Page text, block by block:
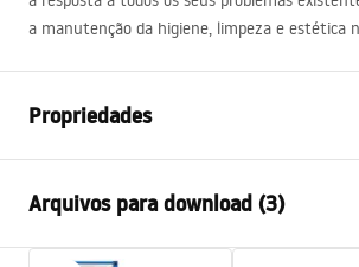
a manutenção da higiene, limpeza e estética
Propriedades
Sistema de descarga
Rimless
Cor
Efeito pedra
Arquivos para download (3)